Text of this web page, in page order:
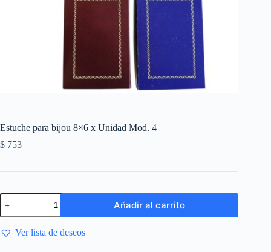
Estuche para bijou 8×6 x Unidad Mod. 4
$ 753
Añadir al carrito
Ver lista de deseos